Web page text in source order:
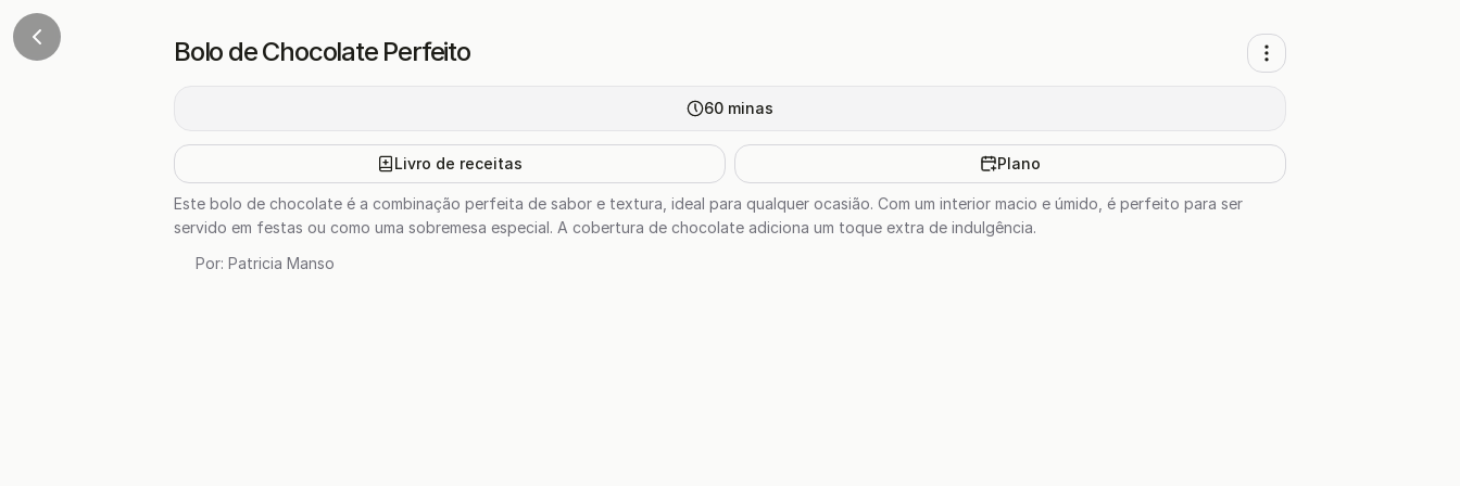
Bolo de Chocolate Perfeito
60 minas
Livro de receitas Plano
Este bolo de chocolate é a combinação perfeita de sabor e textura, ideal para qualquer ocasião. Com um interior macio e úmido, é perfeito para ser
servido em festas ou como uma sobremesa especial. A cobertura de chocolate adiciona um toque extra de indulgência.
Por: Patricia Manso